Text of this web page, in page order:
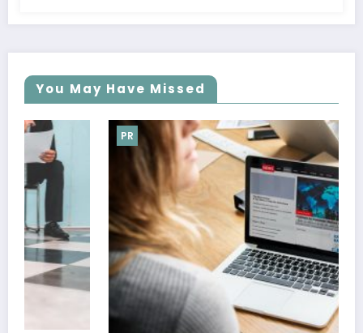
You May Have Missed
PR